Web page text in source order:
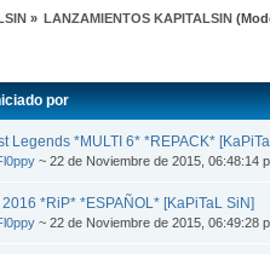
» LANZAMIENTOS KAPITALSIN
por
Legends *MULTI 6* *REPACK*
~ 22 de Noviembre de 2015, 06:48:14
*RiP* *ESPAÑOL* [KaPiTaL SiN]
~ 22 de Noviembre de 2015, 06:49:28